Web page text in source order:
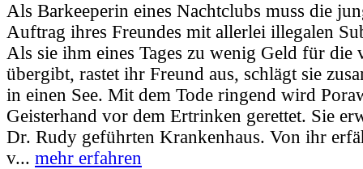
Als Barkeeperin eines Nachtclubs muss die
Auftrag ihres Freundes mit allerlei illegalen
Als sie ihm eines Tages zu wenig Geld für die
übergibt, rastet ihr Freund aus, schlägt sie
in einen See. Mit dem Tode ringend wird
Geisterhand vor dem Ertrinken gerettet. Sie
Dr. Rudy geführten Krankenhaus. Von ihr
v... mehr erfahren